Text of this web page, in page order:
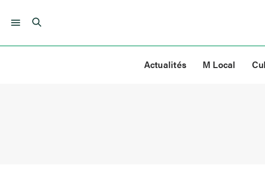
Skip
Actualités M Local